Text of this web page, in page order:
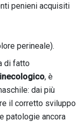
penieni acquisiti
perineale).
di fatto
, è
dai più
il corretto sviluppo
patologie ancora